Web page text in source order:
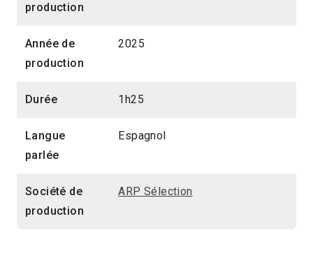
production
Année de
production
2025
Durée 1h25
Langue
parlée
Espagnol
Société de
production
ARP Sélection